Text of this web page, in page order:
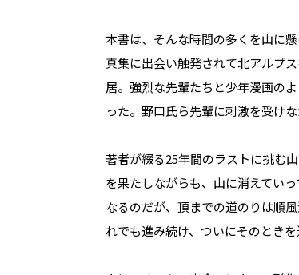
本書は、そんな時間の多くを山に
真集に出会い触発されて北アルプ
居。強烈な先輩たちと少年漫画の
った。野口氏ら先輩に刺激を受け
著者が綴る25年間のラストに挑む
を果たしながらも、山に消えてい
なるのだが、頂までの道のりは順
れでも進み続け、ついにそのときを